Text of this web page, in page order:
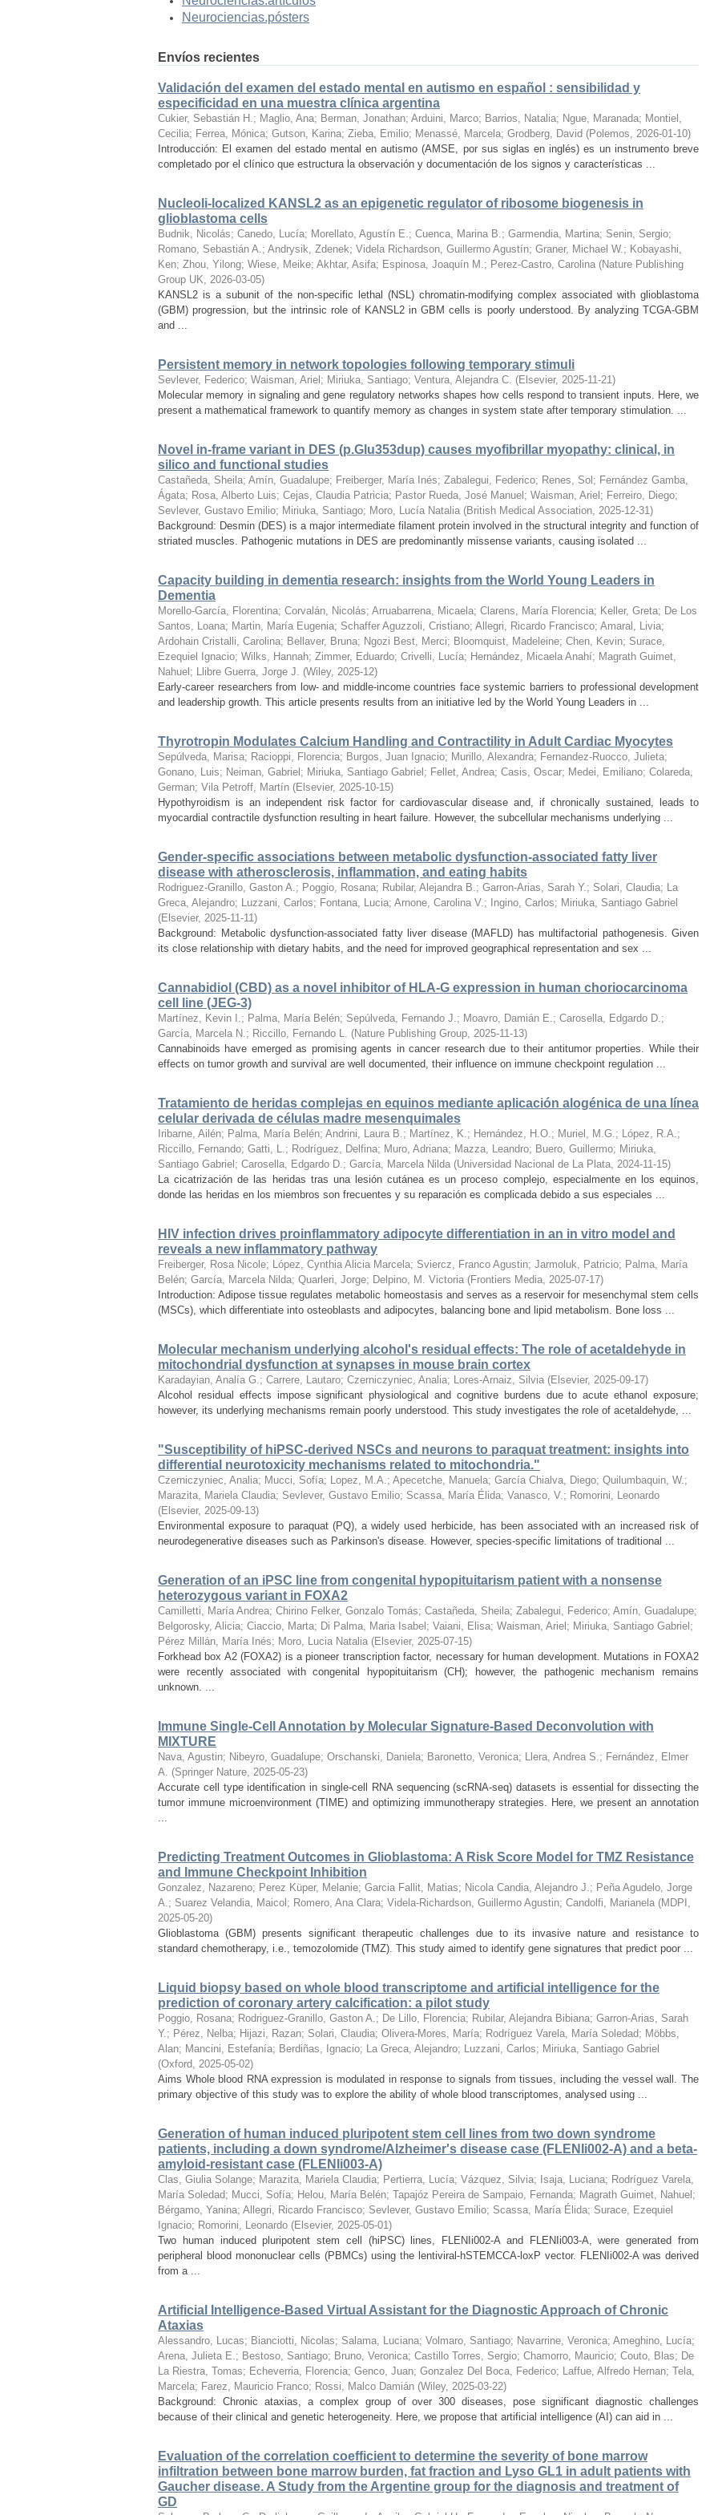
Neurociencias.pósters
Envíos recientes
Validación del examen del estado mental en autismo en español : sensibilidad y
especificidad en una muestra clínica argentina
Cukier, Sebastián H.; Maglio, Ana; Berman, Jonathan; Arduini, Marco; Barrios, Natalia; Ngue, Maranada; Montiel,
Cecilia; Ferrea, Mónica; Gutson, Karina; Zieba, Emilio; Menassé, Marcela; Grodberg, David (Polemos, 2026-01-10)
Introducción: El examen del estado mental en autismo (AMSE, por sus siglas en inglés) es un instrumento breve
completado por el clínico que estructura la observación y documentación de los signos y características ...
Nucleoli-localized KANSL2 as an epigenetic regulator of ribosome biogenesis in
glioblastoma cells
Budnik, Nicolás; Canedo, Lucía; Morellato, Agustín E.; Cuenca, Marina B.; Garmendia, Martina; Senin, Sergio;
Romano, Sebastián A.; Andrysik, Zdenek; Videla Richardson, Guillermo Agustín; Graner, Michael W.; Kobayashi,
Ken; Zhou, Yilong; Wiese, Meike; Akhtar, Asifa; Espinosa, Joaquín M.; Perez-Castro, Carolina (Nature Publishing
Group UK, 2026-03-05)
KANSL2 is a subunit of the non-specific lethal (NSL) chromatin-modifying complex associated with glioblastoma
(GBM) progression, but the intrinsic role of KANSL2 in GBM cells is poorly understood. By analyzing TCGA-GBM
and ...
Persistent memory in network topologies following temporary stimuli
Sevlever, Federico; Waisman, Ariel ; Miriuka, Santiago; Ventura, Alejandra C. (Elsevier, 2025-11-21)
Molecular memory in signaling and gene regulatory networks shapes how cells respond to transient inputs. Here, we
present a mathematical framework to quantify memory as changes in system state after temporary stimulation. ...
Novel in-frame variant in DES (p.Glu353dup) causes myofibrillar myopathy: clinical, in
silico and functional studies
Castañeda, Sheila; Amín, Guadalupe; Freiberger, María Inés; Zabalegui, Federico; Renes, Sol ; Fernández Gamba,
Ágata; Rosa, Alberto Luis; Cejas, Claudia Patricia; Pastor Rueda, José Manuel ; Waisman, Ariel ; Ferreiro, Diego;
Sevlever, Gustavo Emilio; Miriuka, Santiago; Moro, Lucía Natalia (British Medical Association, 2025-12-31)
Background: Desmin (DES) is a major intermediate filament protein involved in the structural integrity and function of
striated muscles. Pathogenic mutations in DES are predominantly missense variants, causing isolated ...
Capacity building in dementia research: insights from the World Young Leaders in
Dementia
Morello-García, Florentina; Corvalán, Nicolás; Arruabarrena, Micaela; Clarens, María Florencia; Keller, Greta; De Los
Santos, Loana; Martin, María Eugenia; Schaffer Aguzzoli, Cristiano; Allegri, Ricardo Francisco; Amaral, Livia;
Ardohain Cristalli, Carolina; Bellaver, Bruna; Ngozi Best, Merci; Bloomquist, Madeleine; Chen, Kevin; Surace,
Ezequiel Ignacio; Wilks, Hannah; Zimmer, Eduardo; Crivelli, Lucía; Hernández, Micaela Anahí; Magrath Guimet,
Nahuel ; Llibre Guerra, Jorge J. (Wiley, 2025-12)
Early-career researchers from low- and middle-income countries face systemic barriers to professional development
and leadership growth. This article presents results from an initiative led by the World Young Leaders in ...
Thyrotropin Modulates Calcium Handling and Contractility in Adult Cardiac Myocytes
Sepúlveda, Marisa; Racioppi, Florencia; Burgos, Juan Ignacio; Murillo, Alexandra; Fernandez-Ruocco, Julieta;
Gonano, Luis; Neiman, Gabriel ; Miriuka, Santiago Gabriel ; Fellet, Andrea; Casis, Oscar; Medei, Emiliano; Colareda,
German; Vila Petroff, Martín (Elsevier, 2025-10-15)
Hypothyroidism is an independent risk factor for cardiovascular disease and, if chronically sustained, leads to
myocardial contractile dysfunction resulting in heart failure. However, the subcellular mechanisms underlying ...
Gender-specific associations between metabolic dysfunction-associated fatty liver
disease with atherosclerosis, inflammation, and eating habits
Rodriguez-Granillo, Gaston A.; Poggio, Rosana; Rubilar, Alejandra B.; Garron-Arias, Sarah Y.; Solari, Claudia; La
Greca, Alejandro; Luzzani, Carlos; Fontana, Lucia; Arnone, Carolina V.; Ingino, Carlos; Miriuka, Santiago Gabriel
(Elsevier, 2025-11-11)
Background: Metabolic dysfunction-associated fatty liver disease (MAFLD) has multifactorial pathogenesis. Given
its close relationship with dietary habits, and the need for improved geographical representation and sex ...
Cannabidiol (CBD) as a novel inhibitor of HLA-G expression in human choriocarcinoma
cell line (JEG-3)
Martínez, Kevin I.; Palma, María Belén; Sepúlveda, Fernando J.; Moavro, Damián E.; Carosella, Edgardo D.;
García, Marcela N.; Riccillo, Fernando L. (Nature Publishing Group, 2025-11-13)
Cannabinoids have emerged as promising agents in cancer research due to their antitumor properties. While their
effects on tumor growth and survival are well documented, their influence on immune checkpoint regulation ...
Tratamiento de heridas complejas en equinos mediante aplicación alogénica de una línea
celular derivada de células madre mesenquimales
Iribarne, Ailén; Palma, María Belén; Andrini, Laura B.; Martínez, K.; Hernández, H.O.; Muriel, M.G.; López, R.A.;
Riccillo, Fernando; Gatti, L.; Rodríguez, Delfina; Muro, Adriana; Mazza, Leandro; Buero, Guillermo; Miriuka,
Santiago Gabriel ; Carosella, Edgardo D.; García, Marcela Nilda (Universidad Nacional de La Plata, 2024-11-15)
La cicatrización de las heridas tras una lesión cutánea es un proceso complejo, especialmente en los equinos,
donde las heridas en los miembros son frecuentes y su reparación es complicada debido a sus especiales ...
HIV infection drives proinflammatory adipocyte differentiation in an in vitro model and
reveals a new inflammatory pathway
Freiberger, Rosa Nicole; López, Cynthia Alicia Marcela; Sviercz, Franco Agustin; Jarmoluk, Patricio; Palma, María
Belén; García, Marcela Nilda; Quarleri, Jorge; Delpino, M. Victoria (Frontiers Media, 2025-07-17)
Introduction: Adipose tissue regulates metabolic homeostasis and serves as a reservoir for mesenchymal stem cells
(MSCs), which differentiate into osteoblasts and adipocytes, balancing bone and lipid metabolism. Bone loss ...
Molecular mechanism underlying alcohol's residual effects: The role of acetaldehyde in
mitochondrial dysfunction at synapses in mouse brain cortex
Karadayian, Analía G.; Carrere, Lautaro; Czerniczyniec, Analia; Lores-Arnaiz, Silvia (Elsevier, 2025-09-17)
Alcohol residual effects impose significant physiological and cognitive burdens due to acute ethanol exposure;
however, its underlying mechanisms remain poorly understood. This study investigates the role of acetaldehyde, ...
"Susceptibility of hiPSC-derived NSCs and neurons to paraquat treatment: insights into
differential neurotoxicity mechanisms related to mitochondria."
Czerniczyniec, Analia; Mucci, Sofía; Lopez, M.A.; Apecetche, Manuela; García Chialva, Diego; Quilumbaquin, W.;
Marazita, Mariela Claudia; Sevlever, Gustavo Emilio; Scassa, María Élida; Vanasco, V.; Romorini, Leonardo
(Elsevier, 2025-09-13)
Environmental exposure to paraquat (PQ), a widely used herbicide, has been associated with an increased risk of
neurodegenerative diseases such as Parkinson's disease. However, species-specific limitations of traditional ...
Generation of an iPSC line from congenital hypopituitarism patient with a nonsense
heterozygous variant in FOXA2
Camilletti, María Andrea; Chirino Felker, Gonzalo Tomás; Castañeda, Sheila; Zabalegui, Federico; Amín, Guadalupe;
Belgorosky, Alicia; Ciaccio, Marta; Di Palma, Maria Isabel ; Vaiani, Elisa; Waisman, Ariel ; Miriuka, Santiago Gabriel ;
Pérez Millán, María Inés; Moro, Lucia Natalia (Elsevier, 2025-07-15)
Forkhead box A2 (FOXA2) is a pioneer transcription factor, necessary for human development. Mutations in FOXA2
were recently associated with congenital hypopituitarism (CH); however, the pathogenic mechanism remains
unknown. ...
Immune Single-Cell Annotation by Molecular Signature-Based Deconvolution with
MIXTURE
Nava, Agustin; Nibeyro, Guadalupe; Orschanski, Daniela; Baronetto, Veronica; Llera, Andrea S.; Fernández, Elmer
A. (Springer Nature, 2025-05-23)
Accurate cell type identification in single-cell RNA sequencing (scRNA-seq) datasets is essential for dissecting the
tumor immune microenvironment (TIME) and optimizing immunotherapy strategies. Here, we present an annotation
...
Predicting Treatment Outcomes in Glioblastoma: A Risk Score Model for TMZ Resistance
and Immune Checkpoint Inhibition
Gonzalez, Nazareno; Perez Küper, Melanie; Garcia Fallit, Matias; Nicola Candia, Alejandro J.; Peña Agudelo, Jorge
A.; Suarez Velandia, Maicol ; Romero, Ana Clara; Videla-Richardson, Guillermo Agustin; Candolfi, Marianela (MDPI ,
2025-05-20)
Glioblastoma (GBM) presents significant therapeutic challenges due to its invasive nature and resistance to
standard chemotherapy, i.e., temozolomide (TMZ). This study aimed to identify gene signatures that predict poor ...
Liquid biopsy based on whole blood transcriptome and artificial intelligence for the
prediction of coronary artery calcification: a pilot study
Poggio, Rosana; Rodriguez-Granillo, Gaston A.; De Lillo, Florencia; Rubilar, Alejandra Bibiana; Garron-Arias, Sarah
Y.; Pérez, Nelba; Hijazi, Razan; Solari, Claudia; Olivera-Mores, María; Rodríguez Varela, María Soledad; Möbbs,
Alan; Mancini, Estefanía; Berdiñas, Ignacio; La Greca, Alejandro; Luzzani, Carlos; Miriuka, Santiago Gabriel
(Oxford, 2025-05-02)
Aims Whole blood RNA expression is modulated in response to signals from tissues, including the vessel wall. The
primary objective of this study was to explore the ability of whole blood transcriptomes, analysed using ...
Generation of human induced pluripotent stem cell lines from two down syndrome
patients, including a down syndrome/Alzheimer's disease case (FLENIi002-A) and a beta-
amyloid-resistant case (FLENIi003-A)
Clas, Giulia Solange; Marazita, Mariela Claudia; Pertierra, Lucía; Vázquez, Silvia; Isaja, Luciana; Rodríguez Varela,
María Soledad; Mucci, Sofía; Helou, María Belén; Tapajóz Pereira de Sampaio, Fernanda; Magrath Guimet, Nahuel ;
Bérgamo, Yanina; Allegri, Ricardo Francisco; Sevlever, Gustavo Emilio; Scassa, María Élida; Surace, Ezequiel
Ignacio; Romorini, Leonardo (Elsevier, 2025-05-01)
Two human induced pluripotent stem cell (hiPSC) lines, FLENIi002-A and FLENIi003-A, were generated from
peripheral blood mononuclear cells (PBMCs) using the lentiviral-hSTEMCCA-loxP vector. FLENIi002-A was derived
from a ...
Artificial Intelligence-Based Virtual Assistant for the Diagnostic Approach of Chronic
Ataxias
Alessandro, Lucas; Bianciotti, Nicolas; Salama, Luciana; Volmaro, Santiago; Navarrine, Veronica; Ameghino, Lucía;
Arena, Julieta E.; Bestoso, Santiago; Bruno, Veronica; Castillo Torres, Sergio; Chamorro, Mauricio; Couto, Blas; De
La Riestra, Tomas; Echeverria, Florencia; Genco, Juan; Gonzalez Del Boca, Federico; Laffue, Alfredo Hernan; Tela,
Marcela; Farez, Mauricio Franco; Rossi, Malco Damián (Wiley, 2025-03-22)
Background: Chronic ataxias, a complex group of over 300 diseases, pose significant diagnostic challenges
because of their clinical and genetic heterogeneity. Here, we propose that artificial intelligence (AI) can aid in ...
Evaluation of the correlation coefficient to determine the severity of bone marrow
infiltration between bone marrow burden, fat fraction and Lyso GL1 in adult patients with
Gaucher disease. A Study from the Argentine group for the diagnosis and treatment of
GD